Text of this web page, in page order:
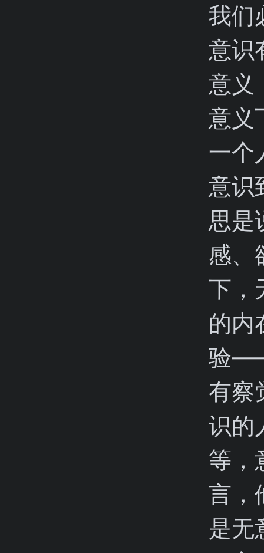
我们
意识
意义
意义
一个
意识
思是
感、
下，
的内
验
有察
识的
等，
言，
是无